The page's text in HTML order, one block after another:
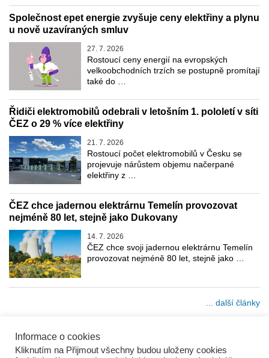
Společnost epet energie zvyšuje ceny elektřiny a plynu
u nově uzavíraných smluv
27. 7. 2026
Rostoucí ceny energií na evropských
velkoobchodních trzích se postupně promítají
také do …
Řidiči elektromobilů odebrali v letošním 1. pololetí v síti
ČEZ o 29 % více elektřiny
21. 7. 2026
Rostoucí počet elektromobilů v Česku se
projevuje nárůstem objemu načerpané
elektřiny z …
ČEZ chce jadernou elektrárnu Temelín provozovat
nejméně 80 let, stejně jako Dukovany
14. 7. 2026
ČEZ chce svoji jadernou elektrárnu Temelín
provozovat nejméně 80 let, stejně jako …
... další články
Informace o cookies
Kliknutím na Přijmout všechny budou uloženy cookies